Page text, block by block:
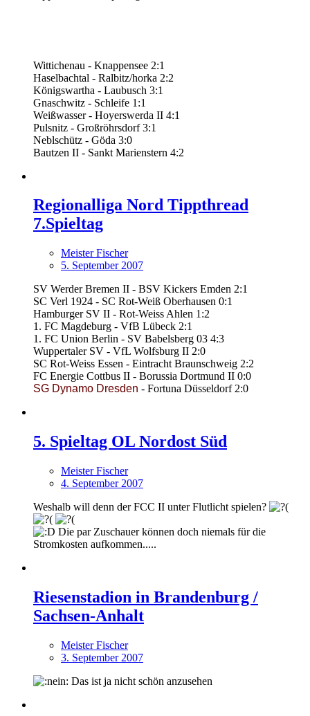
Wittichenau - Knappensee 2:1
Haselbachtal - Ralbitz/horka 2:2
Königswartha - Laubusch 3:1
Gnaschwitz - Schleife 1:1
Weißwasser - Hoyerswerda II 4:1
Pulsnitz - Großröhrsdorf 3:1
Neblschütz - Göda 3:0
Bautzen II - Sankt Marienstern 4:2
Regionalliga Nord Tippthread
7.Spieltag
Meister Fischer
5. September 2007
SV Werder Bremen II - BSV Kickers Emden 2:1
SC Verl 1924 - SC Rot-Weiß Oberhausen 0:1
Hamburger SV II - Rot-Weiss Ahlen 1:2
1. FC Magdeburg - VfB Lübeck 2:1
1. FC Union Berlin - SV Babelsberg 03 4:3
Wuppertaler SV - VfL Wolfsburg II 2:0
SC Rot-Weiss Essen - Eintracht Braunschweig 2:2
FC Energie Cottbus II - Borussia Dortmund II 0:0
SG Dynamo Dresden - Fortuna Düsseldorf 2:0
5. Spieltag OL Nordost Süd
Meister Fischer
4. September 2007
Weshalb will denn der FCC II unter Flutlicht spielen?
Die par Zuschauer können doch niemals für die
Stromkosten aufkommen.....
Riesenstadion in Brandenburg /
Sachsen-Anhalt
Meister Fischer
3. September 2007
Das ist ja nicht schön anzusehen